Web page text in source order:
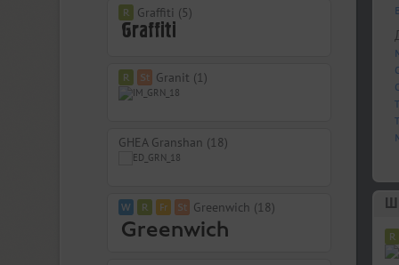
Graffiti (5)
Granit (1)
GHEA Granshan (18)
Greenwich (18)